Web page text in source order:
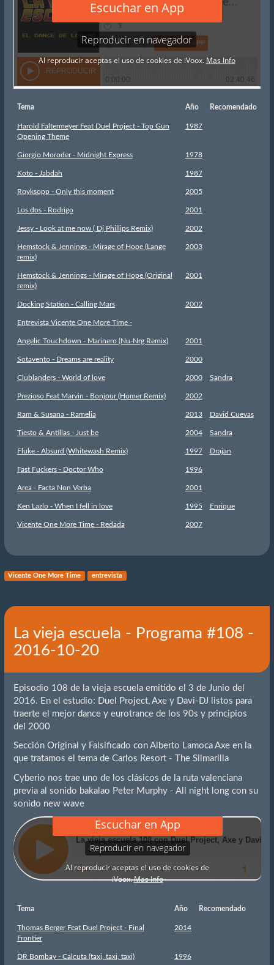
Tema Año Recomendado
Harold Faltermeyer Feat Duel Project - Top Gun
Opening Theme
1987
Giorgio Moroder - Midnight Express 1978
Koto - Jabdah 1987
Royksopp - Only this moment 2005
Los dos - Rodrigo 2001
Jessy - Look at me now ( Dj Phillips Remix) 2002
Hemstock & Jennings - Mirage of Hope (Lange
remix)
2003
Hemstock & Jennings - Mirage of Hope (Original
remix)
2001
Docking Station - Calling Mars 2002
Entrevista Vicente One More Time -
Angelic Touchdown - Marinero (Nu-Nrg Remix) 2001
Sotavento - Dreams are reality 2000
Clublanders - World of love 2000 Sandra
Prezioso Feat Marvin - Bonjour (Homer Remix) 2002
Ram & Susana - Ramelia 2013 David Cuevas
Tiesto & Antillas - Just be 2004 Sandra
Fluke - Absurd (Whitewash Remix) 1997 Drajan
Fast Fuckers - Doctor Who 1996
Area - Facta Non Verba 2001
Ken Lazlo - When I fell in love 1995 Enrique
Vicente One More Time - Redada 2007
Vicente One More Time entrevista
La vieja escuela - Programa #108 -
2016-10-20
Episodio 108 de la vieja escuela emitido el 3 de Junio del
2016. En el estudio: Duel Project, Axe y Davi-DJ listos para
traerte el mejor dance y eurotrance de los 90s y principios
del 2000
Sección Original y Falsificado con Alberto Lamoca Axe en la
que tratamos el tema de Carlos Resort - The Silmarilla
Cyberio nos trae uno de los clásicos de la ruta valenciana
previa al sonido bakalao Peter Murphy - All night long con su
sonido new wave
Tema Año Recomendado
Thomas Berger Feat Duel Project - Final
Frontier
2014
DR Bombay - Calcuta (taxi, taxi, taxi) 1996